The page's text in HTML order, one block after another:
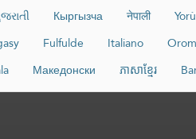
Кыргызча नेपाली
Fulfulde Italiano
Македонски ភាសាខ្មែរ